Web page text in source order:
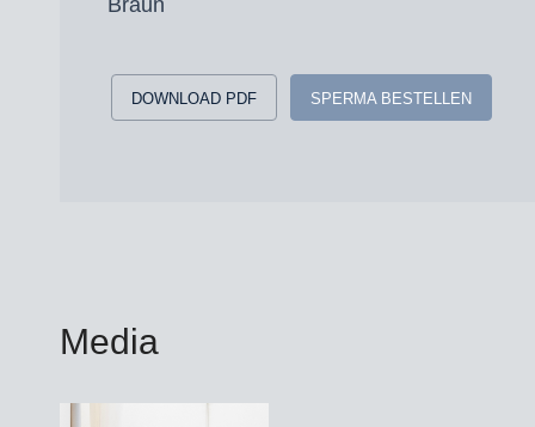
Braun
DOWNLOAD PDF SPERMA BESTELLEN
Media